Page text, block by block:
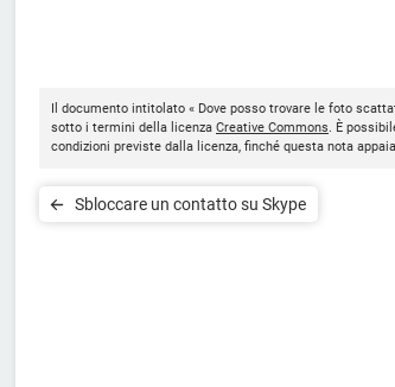
Il documento intitolato « Dove posso trovare le foto
sotto i termini della licenza Creative Commons. È
condizioni previste dalla licenza, finché questa nota
Sbloccare un contatto su Skype